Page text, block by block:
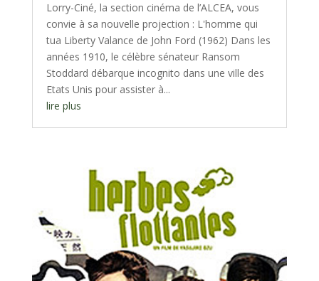
Lorry-Ciné, la section cinéma de l’ALCEA, vous
convie à sa nouvelle projection : L'homme qui
tua Liberty Valance de John Ford (1962) Dans les
années 1910, le célèbre sénateur Ransom
Stoddard débarque incognito dans une ville des
Etats Unis pour assister à...
lire plus